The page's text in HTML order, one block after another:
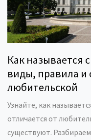
Как называется
виды, правила и
любительской
Узнайте, как
отличается от
существуют.